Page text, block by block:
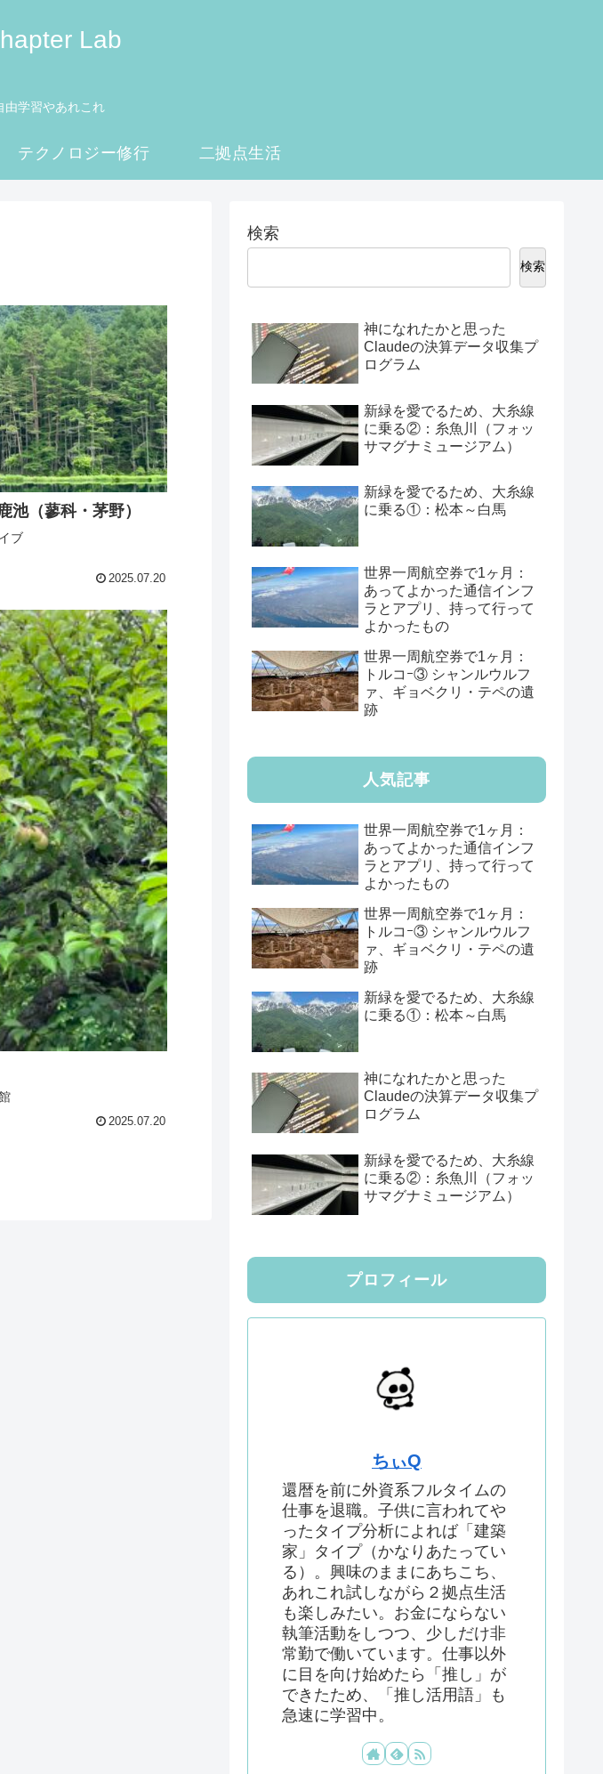
Lab
由学習やあれこれ
テクノロジー修行 二拠点生活
池（蓼科・茅野）
ブ
2025.07.20
2025.07.20
検索
検索
神になれたかと思った
Claudeの決算データ収集プ
ログラム
新緑を愛でるため、大糸線
に乗る②：糸魚川（フォッ
サマグナミュージアム）
新緑を愛でるため、大糸線
に乗る①：松本～白馬
世界一周航空券で1ヶ月：
あってよかった通信インフ
ラとアプリ、持って行って
よかったもの
世界一周航空券で1ヶ月：
トルコｰ③ シャンルウルフ
ァ、ギョベクリ・テペの遺
跡
人気記事
世界一周航空券で1ヶ月：
あってよかった通信インフ
ラとアプリ、持って行って
よかったもの
世界一周航空券で1ヶ月：
トルコｰ③ シャンルウルフ
ァ、ギョベクリ・テペの遺
跡
新緑を愛でるため、大糸線
に乗る①：松本～白馬
神になれたかと思った
Claudeの決算データ収集プ
ログラム
新緑を愛でるため、大糸線
に乗る②：糸魚川（フォッ
サマグナミュージアム）
プロフィール
ちぃQ
還暦を前に外資系フルタイムの
仕事を退職。子供に言われてや
ったタイプ分析によれば「建築
家」タイプ（かなりあたってい
る）。興味のままにあちこち、
あれこれ試しながら２拠点生活
も楽しみたい。お金にならない
執筆活動をしつつ、少しだけ非
常勤で働いています。仕事以外
に目を向け始めたら「推し」が
できたため、「推し活用語」も
急速に学習中。